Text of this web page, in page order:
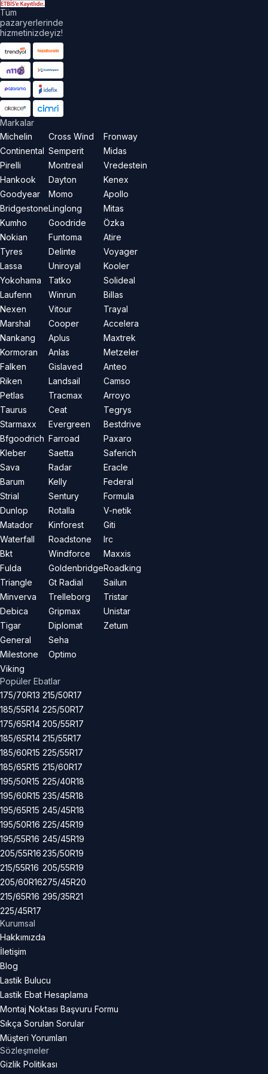
Tüm
pazaryerlerinde
hizmetinizdeyiz!
Markalar
Michelin
Continental
Pirelli
Hankook
Goodyear
Bridgestone
Kumho
Nokian
Tyres
Lassa
Yokohama
Laufenn
Nexen
Marshal
Nankang
Kormoran
Falken
Riken
Petlas
Taurus
Starmaxx
Bfgoodrich
Kleber
Sava
Barum
Strial
Dunlop
Matador
Waterfall
Bkt
Fulda
Triangle
Minverva
Debica
Tigar
General
Milestone
Viking
Cross Wind
Semperit
Montreal
Dayton
Momo
Linglong
Goodride
Funtoma
Delinte
Uniroyal
Tatko
Winrun
Vitour
Cooper
Aplus
Anlas
Gislaved
Landsail
Tracmax
Ceat
Evergreen
Farroad
Saetta
Radar
Kelly
Sentury
Rotalla
Kinforest
Roadstone
Windforce
Goldenbridge
Gt Radial
Trelleborg
Gripmax
Diplomat
Seha
Optimo
Fronway
Midas
Vredestein
Kenex
Apollo
Mitas
Özka
Atire
Voyager
Kooler
Solideal
Billas
Trayal
Accelera
Maxtrek
Metzeler
Anteo
Camso
Arroyo
Tegrys
Bestdrive
Paxaro
Saferich
Eracle
Federal
Formula
V-netik
Giti
Irc
Maxxis
Roadking
Sailun
Tristar
Unistar
Zetum
Popüler Ebatlar
175/70R13
185/55R14
175/65R14
185/65R14
185/60R15
185/65R15
195/50R15
195/60R15
195/65R15
195/50R16
195/55R16
205/55R16
215/55R16
205/60R16
215/65R16
225/45R17
215/50R17
225/50R17
205/55R17
215/55R17
225/55R17
215/60R17
225/40R18
235/45R18
245/45R18
225/45R19
245/45R19
235/50R19
205/55R19
275/45R20
295/35R21
Kurumsal
Hakkımızda
İletişim
Blog
Lastik Bulucu
Lastik Ebat Hesaplama
Montaj Noktası Başvuru Formu
Sıkça Sorulan Sorular
Müşteri Yorumları
Sözleşmeler
Gizlik Politikası